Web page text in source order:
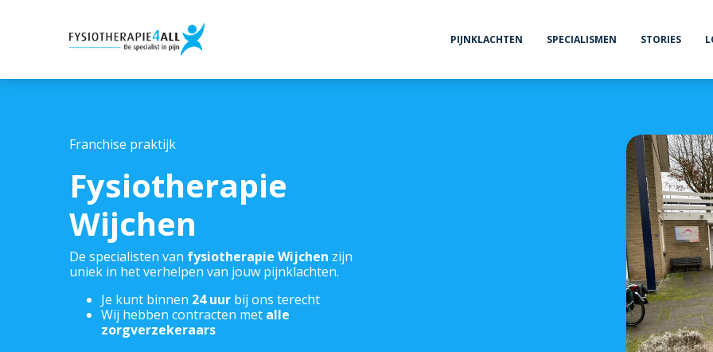
PIJNKLACHTEN SPECIALISMEN STORIES
Franchise praktijk
Fysiotherapie
Wijchen
De specialisten van fysiotherapie Wijchen zijn
uniek in het verhelpen van jouw pijnklachten.
Je kunt binnen 24 uur bij ons terecht
Wij hebben contracten met alle
zorgverzekeraars